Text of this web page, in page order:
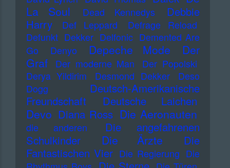
La Soul
Dead Kennedys
Debbie
Harry
Def Leppard
Defrage Reload
Defunkt Dekker Delfonic Demented Are
Go
Denyo Depeche Mode
Der
Graf
Der moderne Man
Der Popolski
Derya Yildirim
Desmond Dekker
Deso
Dogg
Deutsch-Amerikanische
Freundschaft
Deutsche Laichen
Devo Diana Ross Die Aeronauten
die anderen
Die angefahrenen
Schulkinder
Die Ärzte
Die
Fantastischen Vier Die Regierung Die